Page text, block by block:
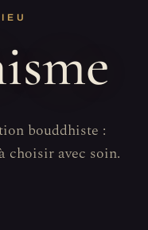
bouddhiste :
choisir avec soin.